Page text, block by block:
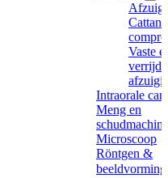
Cattani
Vaste
Intraorale
Meng en
Microscoop
Röntgen &
beeldvorming